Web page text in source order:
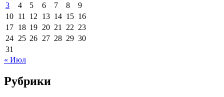
3
4 5 6 7 8
9
10 11 12 13 14 15 16
17 18 19 20 21 22 23
24 25 26 27 28 29 30
31
« Июл
Рубрики